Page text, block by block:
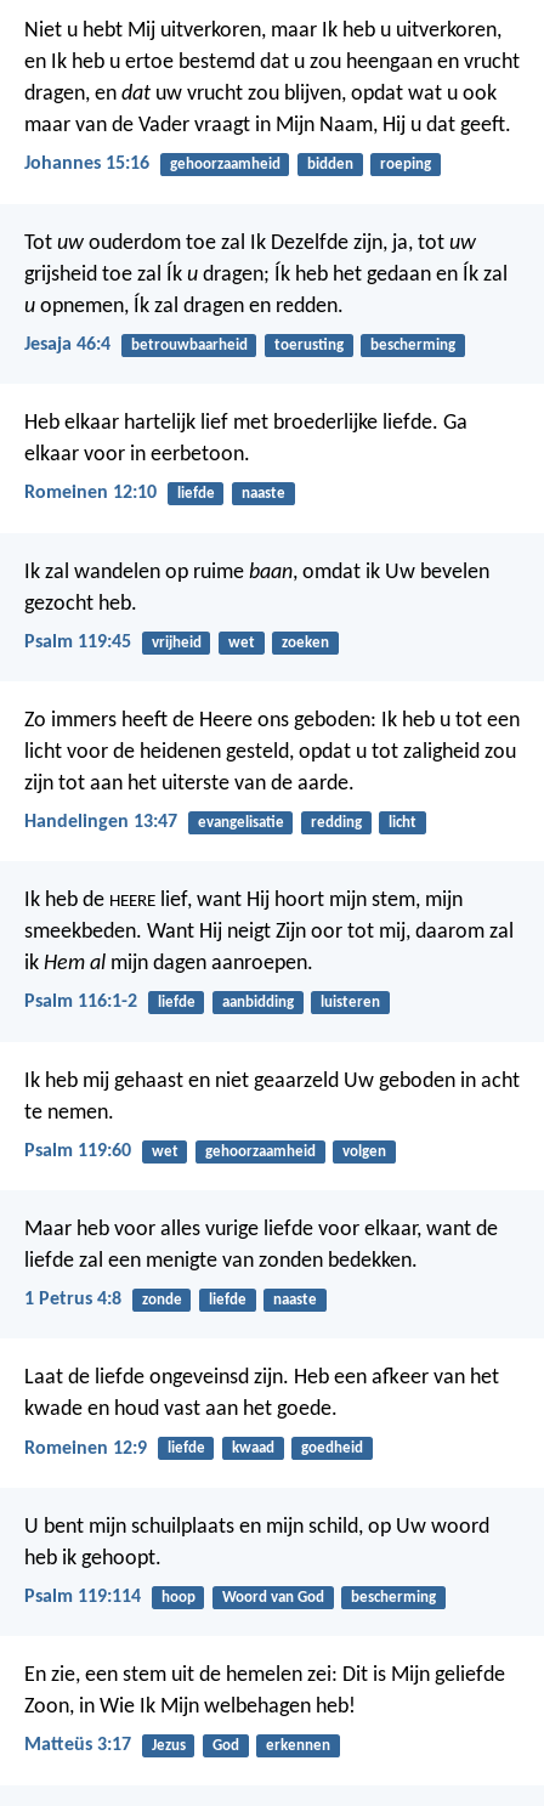
Niet u hebt Mij uitverkoren, maar Ik heb u uitverkoren,
en Ik heb u ertoe bestemd dat u zou heengaan en vrucht
dragen, en dat uw vrucht zou blijven, opdat wat u ook
maar van de Vader vraagt in Mijn Naam, Hij u dat geeft.
Johannes 15:16 gehoorzaamheid bidden roeping
Tot uw ouderdom toe zal Ik Dezelfde zijn, ja, tot uw
grijsheid toe zal Ík u dragen; Ík heb het gedaan en Ík zal
u opnemen, Ík zal dragen en redden.
Jesaja 46:4 betrouwbaarheid toerusting bescherming
Heb elkaar hartelijk lief met broederlijke liefde. Ga
elkaar voor in eerbetoon.
Romeinen 12:10 liefde naaste
Ik zal wandelen op ruime baan, omdat ik Uw bevelen
gezocht heb.
Psalm 119:45 vrijheid wet zoeken
Zo immers heeft de Heere ons geboden: Ik heb u tot een
licht voor de heidenen gesteld, opdat u tot zaligheid zou
zijn tot aan het uiterste van de aarde.
Handelingen 13:47 evangelisatie redding licht
Ik heb de HEERE lief, want Hij hoort mijn stem, mijn
smeekbeden. Want Hij neigt Zijn oor tot mij, daarom zal
ik Hem al mijn dagen aanroepen.
Psalm 116:1-2 liefde aanbidding luisteren
Ik heb mij gehaast en niet geaarzeld Uw geboden in acht
te nemen.
Psalm 119:60 wet gehoorzaamheid volgen
Maar heb voor alles vurige liefde voor elkaar, want de
liefde zal een menigte van zonden bedekken.
1 Petrus 4:8 zonde liefde naaste
Laat de liefde ongeveinsd zijn. Heb een afkeer van het
kwade en houd vast aan het goede.
Romeinen 12:9 liefde kwaad goedheid
U bent mijn schuilplaats en mijn schild, op Uw woord
heb ik gehoopt.
Psalm 119:114 hoop Woord van God bescherming
En zie, een stem uit de hemelen zei: Dit is Mijn geliefde
Zoon, in Wie Ik Mijn welbehagen heb!
Matteüs 3:17 Jezus God erkennen